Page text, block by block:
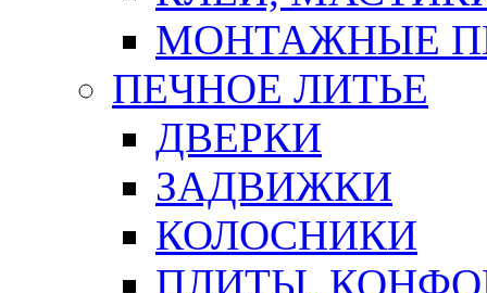
МОНТАЖНЫЕ
ПЕЧНОЕ ЛИТЬЕ
ДВЕРКИ
ЗАДВИЖКИ
КОЛОСНИКИ